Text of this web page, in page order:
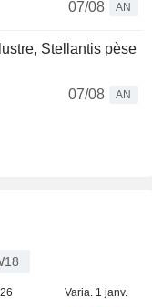
07/08 AN
Stellantis pèse
07/08
AN
Varia. 1 janv.